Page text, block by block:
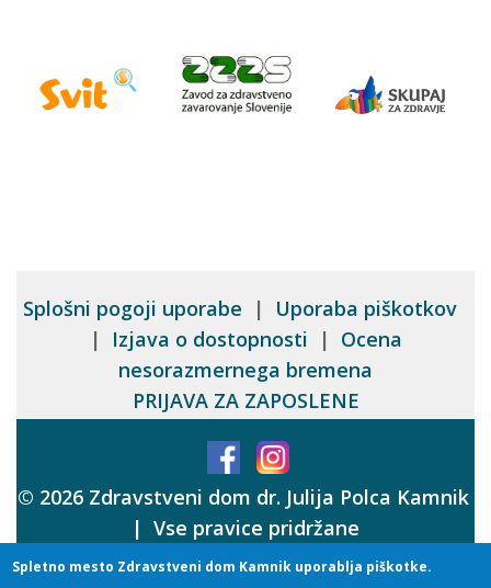
Splošni pogoji uporabe | Uporaba piškotkov
|
Izjava o dostopnosti | Ocena
nesorazmernega bremena
PRIJAVA ZA ZAPOSLENE
© 2026 Zdravstveni dom dr. Julija Polca Kamnik
| Vse pravice pridržane
Spletno mesto Zdravstveni dom Kamnik uporablja piškotke.